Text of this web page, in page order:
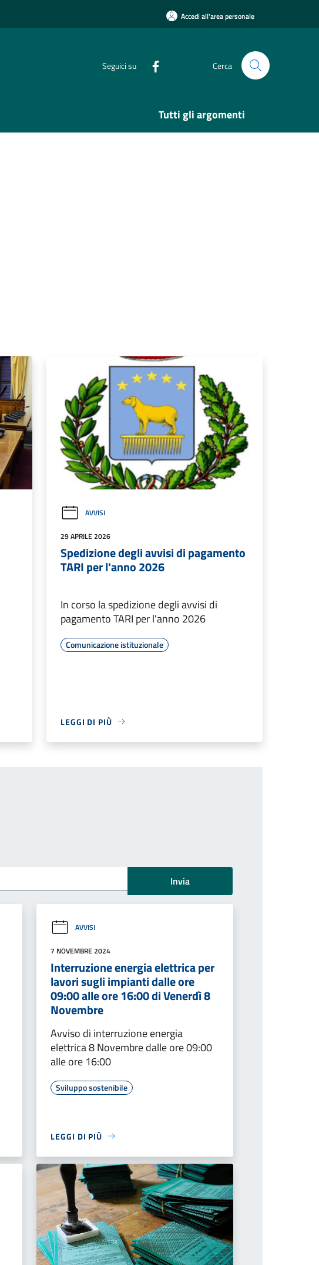
Accedi all'area personale
Seguici su Cerca
Tutti gli argomenti
AVVISI
29 APRILE 2026
Spedizione degli avvisi di pagamento
TARI per l'anno 2026
In corso la spedizione degli avvisi di
pagamento TARI per l'anno 2026
Comunicazione istituzionale
LEGGI DI PIÙ
Invia
AVVISI
7 NOVEMBRE 2024
Interruzione energia elettrica per
lavori sugli impianti dalle ore
09:00 alle ore 16:00 di Venerdì 8
Novembre
Avviso di interruzione energia
elettrica 8 Novembre dalle ore 09:00
alle ore 16:00
Sviluppo sostenibile
LEGGI DI PIÙ